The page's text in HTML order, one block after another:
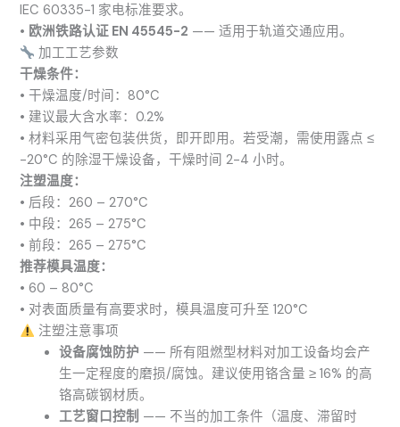
IEC 60335-1 家电标准要求。
• 欧洲铁路认证 EN 45545-2 —— 适用于轨道交通应用。
加工工艺参数
干燥条件：
• 干燥温度/时间：80°C
• 建议最大含水率：0.2%
• 材料采用气密包装供货，即开即用。若受潮，需使用露点 ≤
-20°C 的除湿干燥设备，干燥时间 2-4 小时。
注塑温度：
• 后段：260 – 270°C
• 中段：265 – 275°C
• 前段：265 – 275°C
推荐模具温度：
• 60 – 80°C
• 对表面质量有高要求时，模具温度可升至 120°C
注塑注意事项
设备腐蚀防护 —— 所有阻燃型材料对加工设备均会产
生一定程度的磨损/腐蚀。建议使用铬含量 ≥ 16% 的高
铬高碳钢材质。
工艺窗口控制 —— 不当的加工条件（温度、滞留时